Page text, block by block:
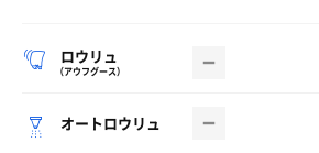
ロウリュ
（アウフグース）
オートロウリュ